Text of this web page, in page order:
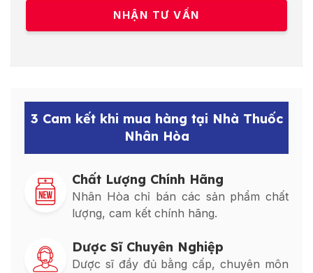
3 Cam kết khi mua hàng tại Nhà Thuốc
Nhân Hòa
Chất Lượng Chính Hãng
Nhân Hòa chỉ bán các sản phẩm chất
lượng, cam kết chính hãng.
Dược Sĩ Chuyên Nghiệp
Dược sĩ đầy đủ bằng cấp, chuyên môn